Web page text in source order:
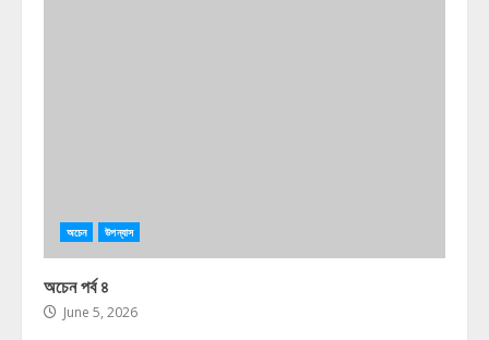
অচেন উপন্যাস
অচেন পর্ব ৪
June 5, 2026